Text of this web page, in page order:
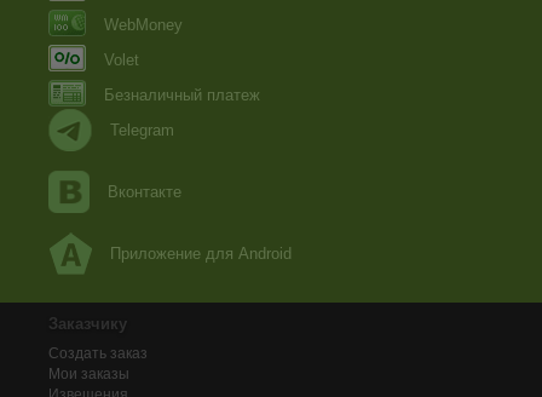
WebMoney
Volet
Безналичный платеж
Telegram
Вконтакте
Приложение для Android
Заказчику
Создать заказ
Мои заказы